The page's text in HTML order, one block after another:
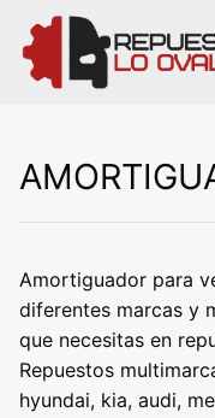
contenido
Amortiguador para
diferentes marcas y
que necesitas en
Repuestos
hyundai, kia, audi,